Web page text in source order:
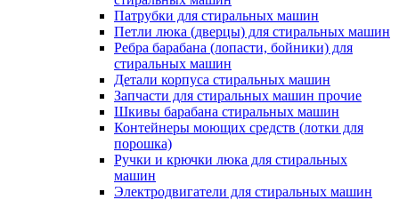
Патрубки для стиральных машин
Петли люка (дверцы) для стиральных машин
Ребра барабана (лопасти, бойники) для
стиральных машин
Детали корпуса стиральных машин
Запчасти для стиральных машин прочие
Шкивы барабана стиральных машин
Контейнеры моющих средств (лотки для
порошка)
Ручки и крючки люка для стиральных
машин
Электродвигатели для стиральных машин